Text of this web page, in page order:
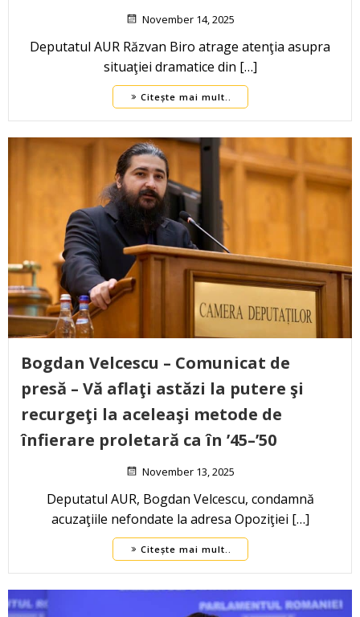
November 14, 2025
Deputatul AUR Răzvan Biro atrage atenţia asupra
situaţiei dramatice din […]
Citește mai mult..
Bogdan Velcescu – Comunicat de
presă – Vă aflaţi astăzi la putere şi
recurgeţi la aceleaşi metode de
înfierare proletară ca în ’45–’50
November 13, 2025
Deputatul AUR, Bogdan Velcescu, condamnă
acuzaţiile nefondate la adresa Opoziţiei […]
Citește mai mult..